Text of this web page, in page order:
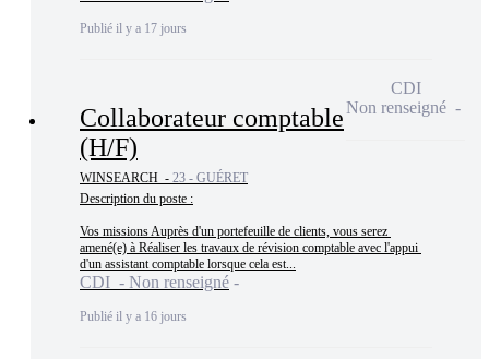
Publié il y a 17 jours
Collaborateur comptable
(H/F)
WINSEARCH - 23 - GUÉRET
Description du poste :
Vos missions Auprès d'un portefeuille de clients, vous serez
amené(e) à Réaliser les travaux de révision comptable avec l'appui
d'un assistant comptable lorsque cela est...
CDI - Non renseigné
Publié il y a 16 jours
CDI
Non renseigné